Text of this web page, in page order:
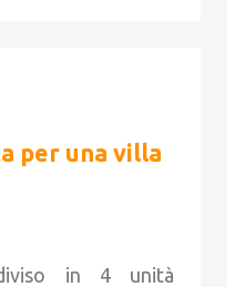
per una villa
in 4 unità